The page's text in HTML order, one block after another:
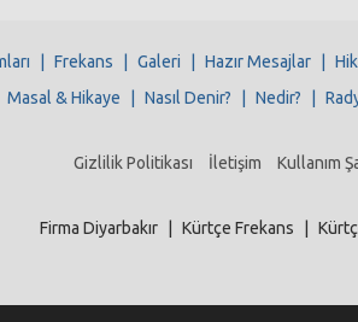
Frekans Galeri Hazır Mesajlar
Masal & Hikaye Nasıl Denir? Nedir?
Gizlilik Politikası İletişim Kullanım
Firma Diyarbakır Kürtçe Frekans